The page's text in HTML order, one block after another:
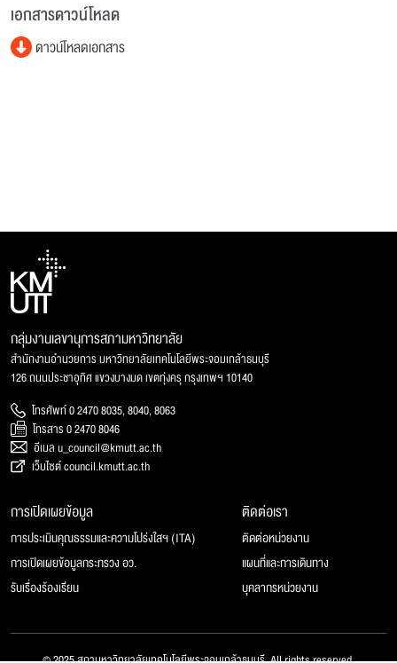
เอกสารดาวน์โหลด
ดาวน์โหลดเอกสาร
กลุ่มงานเลขานุการสภามหาวิทยาลัย
สำนักงานอำนวยการ มหาวิทยาลัยเทคโนโลยีพระจอมเกล้าธนบุรี
126 ถนนประชาอุทิศ แขวงบางมด เขตทุ่งครุ กรุงเทพฯ 10140
โทรศัพท์ 0 2470 8035, 8040, 8063
โทรสาร 0 2470 8046
อีเมล u_council@kmutt.ac.th
เว็บไซต์ council.kmutt.ac.th
การเปิดเผยข้อมูล
การประเมินคุณธรรมและความโปร่งใสฯ (ITA)
การเปิดเผยข้อมูลกระทรวง อว.
รับเรื่องร้องเรียน
ติดต่อเรา
ติดต่อหน่วยงาน
แผนที่และการเดินทาง
บุคลากรหน่วยงาน